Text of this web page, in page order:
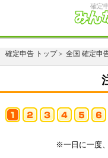
確定
確定申告 トップ＞ 全国 確定申
※一日に一度